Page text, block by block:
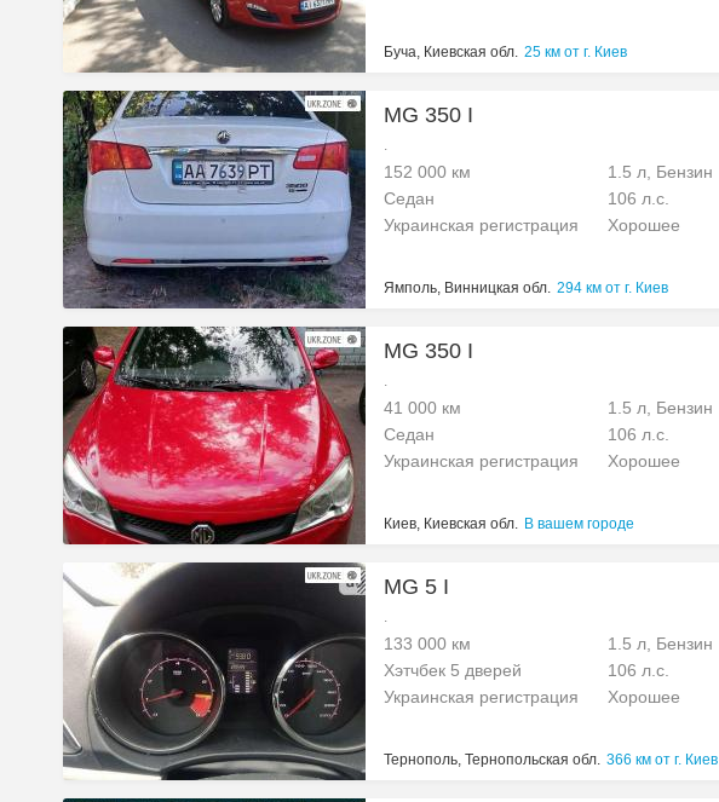
Буча, Киевская обл. 25 км от г. Киев
MG 350 I
.
152 000 км 1.5 л, Бензин
Седан
106 л.с.
Украинская регистрация
Хорошее
Ямполь, Винницкая обл. 294 км от г. Киев
MG 350 I
.
41 000 км 1.5 л, Бензин
Седан
106 л.с.
Украинская регистрация
Хорошее
Киев, Киевская обл. В вашем городе
MG 5 I
.
133 000 км 1.5 л, Бензин
Хэтчбек 5 дверей
106 л.с.
Украинская регистрация
Хорошее
Тернополь, Тернопольская обл. 366 км от г. Киев